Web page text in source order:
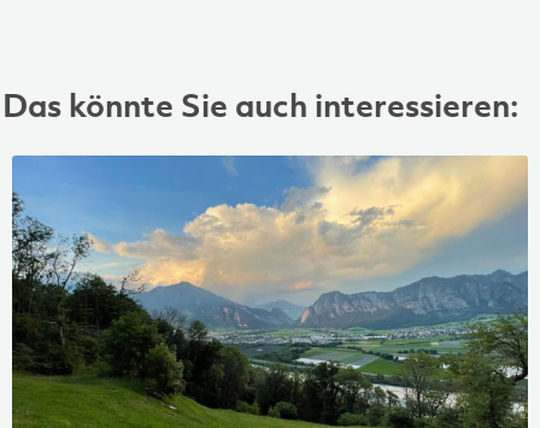
Das könnte Sie auch interessieren: